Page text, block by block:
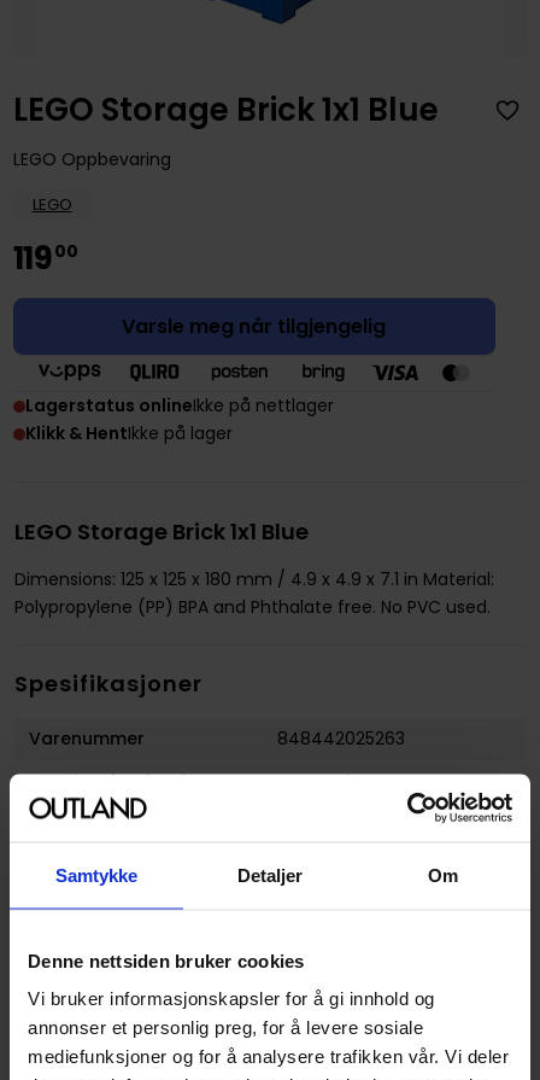
Samtykke Detaljer Om
Denne nettsiden bruker cookies
Vi bruker informasjonskapsler for å gi innhold og
annonser et personlig preg, for å levere sosiale
mediefunksjoner og for å analysere trafikken vår. Vi deler
LEGO Storage Brick 1x1 Blue
LEGO Oppbevaring
LEGO
11900
Varsle meg når tilgjengelig
Lagerstatus onlineIkke på nettlager
Klikk & HentIkke på lager
LEGO Storage Brick 1x1 Blue
Dimensions: 125 x 125 x 180 mm / 4.9 x 4.9 x 7.1 in Material:
Polypropylene (PP) BPA and Phthalate free. No PVC used.
Spesifikasjoner
Varenummer
848442025263
Opprinnelsesland :
Danmark
Format
Serie
LEGO Oppbevaring
Utgiver